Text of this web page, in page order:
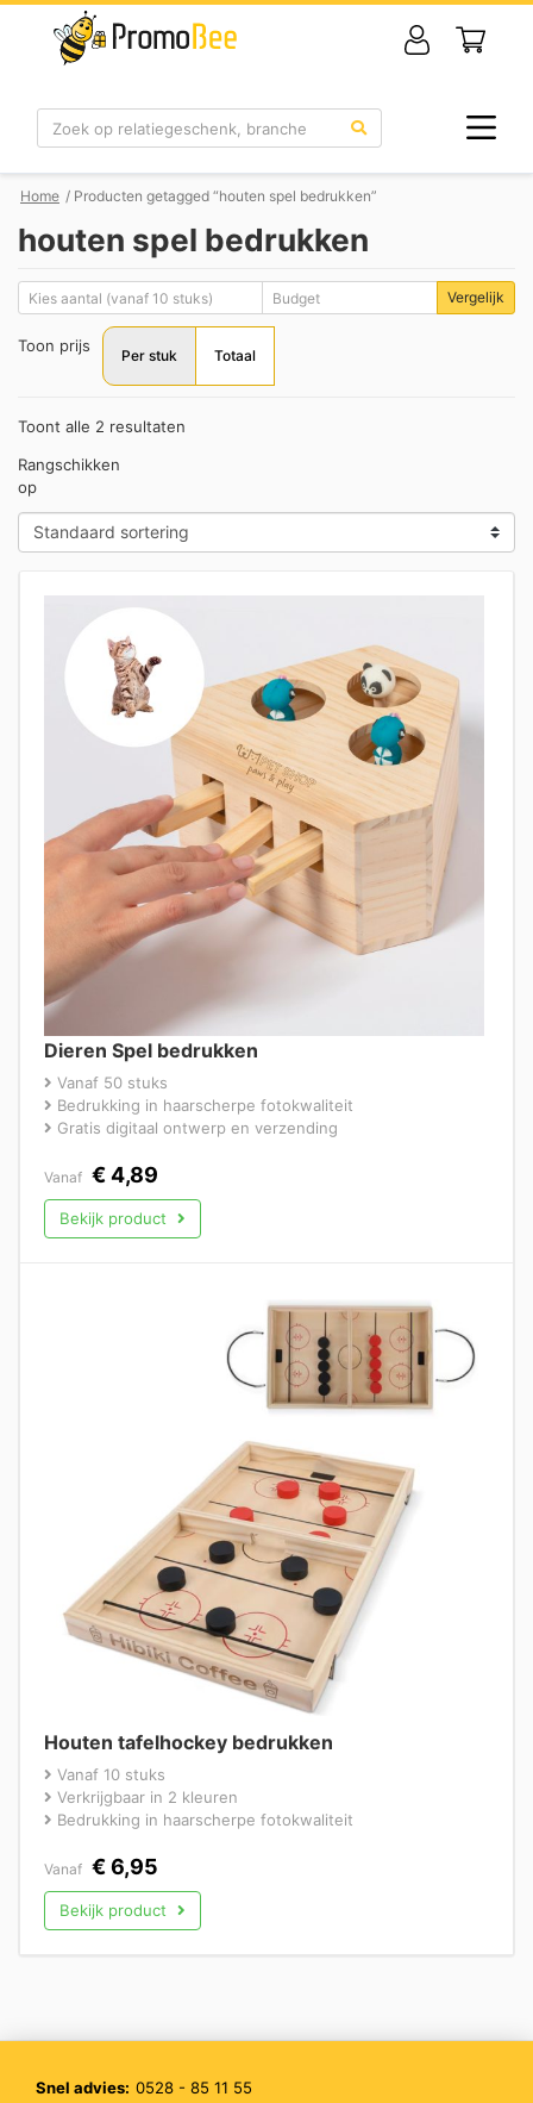
Zoek
Home / Producten getagged “houten spel bedrukken”
houten spel bedrukken
Vergelijk
Toon prijs
Per stuk Totaal
Toont alle 2 resultaten
Rangschikken
op
Dieren Spel bedrukken
Vanaf 50 stuks
Bedrukking in haarscherpe fotokwaliteit
Gratis digitaal ontwerp en verzending
Vanaf €4,89
Bekijk product
Houten tafelhockey bedrukken
Vanaf 10 stuks
Verkrijgbaar in 2 kleuren
Bedrukking in haarscherpe fotokwaliteit
Vanaf €6,95
Bekijk product
Snel advies: 0528 - 85 11 55